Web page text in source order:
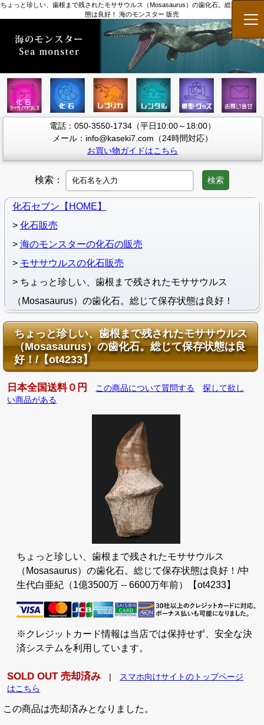
ちょっと珍しい、歯根まで残されたモササウルス（Mosasaurus）の歯化石。総じて保存状
態は良好！ 海のモンスター 販売
メ
電話：050-3550-1734（平日10:00～18:00）
メール：info@kaseki7.com（24時間対応）
お買い物ガイドはこちら
検索： 検索
化石セブン【HOME】
化石販売
海のモンスターの化石の販売
モササウルスの化石販売
ちょっと珍しい、歯根まで残されたモササウルス
（Mosasaurus）の歯化石。総じて保存状態は良好！
ちょっと珍しい、歯根まで残されたモササウルス
（Mosasaurus）の歯化石。総じて保存状態は良
好！/【ot4233】
日本全国送料０円 この商品について質問する
探して欲し
い商品がある
ちょっと珍しい、歯根まで残されたモササウルス
（Mosasaurus）の歯化石。総じて保存状態は良好！/中
生代白亜紀（1億3500万 -- 6600万年前）【ot4233】
※クレジットカード情報は当店では保持せず、安全な決
済システムを利用しています。
SOLD OUT 売却済み
スマホ向けサイトのトップページ
はこちら
この商品は売却済みとなりました。